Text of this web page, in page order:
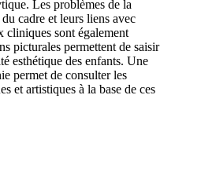
Les problèmes de la
cadre et leurs liens avec
cliniques sont également
picturales permettent de saisir
esthétique des enfants. Une
permet de consulter les
et artistiques à la base de ces